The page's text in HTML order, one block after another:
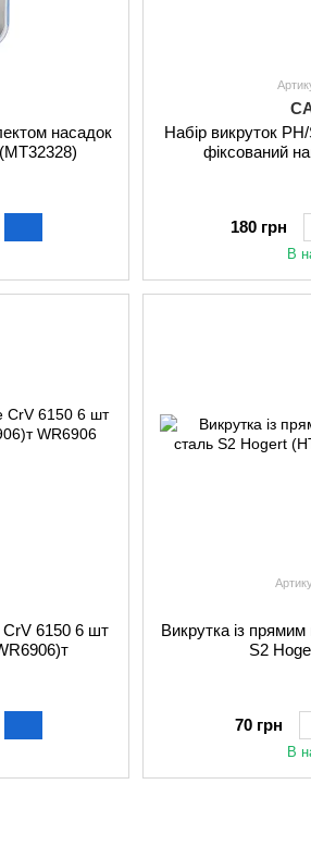
насадок
Набір викруток
фіксований
180 грн
В
CrV 6150 6 шт
Викрутка із
S2
70 грн
В